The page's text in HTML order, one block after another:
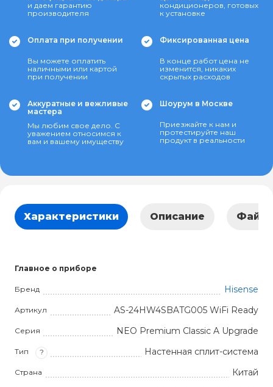
и даем гарантию
производителя
кондиционеров, готовых
к установке
Оплата при получении
Вы можете оплатить
наличными или картой
при получении
Фиксированная цена
В конце работ цена не
изменится, никаких
скрытых расходов
Аккуратные и вежливые
мастера
Мы любим свое дело. С
уважением относимся к
вам и вашему имуществу
Шоурум в Москве
Приезжайте к нам и
протестируйте наш
продукт в реальности
Характеристики Описание
Главное о приборе
Бренд Hisense
Артикул AS-24HW4SBATG005 WiFi Ready
Серия NEO Premium Classic A Upgrade
Тип ? Настенная сплит-система
Страна Китай